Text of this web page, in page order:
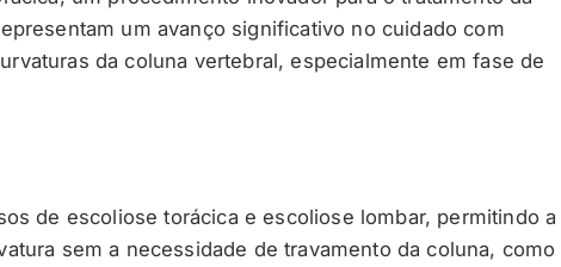
um avanço significativo no cuidado com
da coluna vertebral, especialmente em fase de
de escoliose torácica e escoliose lombar, permitindo a
sem a necessidade de travamento da coluna, como